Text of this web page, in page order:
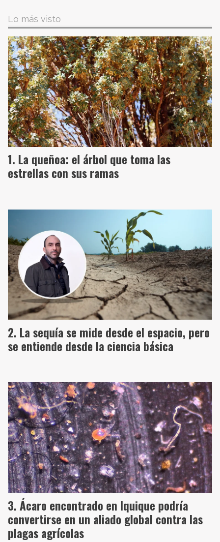
Lo más visto
La queñoa: el árbol que toma las
estrellas con sus ramas
La sequía se mide desde el espacio, pero
se entiende desde la ciencia básica
Ácaro encontrado en Iquique podría
convertirse en un aliado global contra las
plagas agrícolas